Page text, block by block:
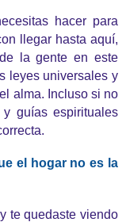
hacer para
llegar hasta aquí,
la gente en este
leyes universales y
alma. Incluso si no
guías espirituales
el hogar no es la
te quedaste viendo